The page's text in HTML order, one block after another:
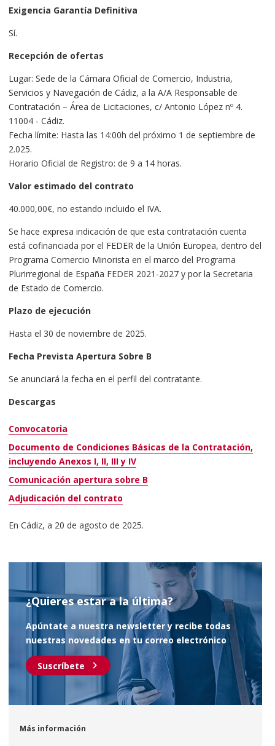
Exigencia Garantía Definitiva
Sí.
Recepción de ofertas
Lugar: Sede de la Cámara Oficial de Comercio, Industria,
Servicios y Navegación de Cádiz, a la A/A Responsable de
Contratación – Área de Licitaciones, c/ Antonio López nº 4.
11004 - Cádiz.
Fecha límite: Hasta las 14:00h del próximo 1 de septiembre de
2.025.
Horario Oficial de Registro: de 9 a 14 horas.
Valor estimado del contrato
40.000,00€, no estando incluido el IVA.
Se hace expresa indicación de que esta contratación cuenta
está cofinanciada por el FEDER de la Unión Europea, dentro del
Programa Comercio Minorista en el marco del Programa
Plurirregional de España FEDER 2021-2027 y por la Secretaria
de Estado de Comercio.
Plazo de ejecución
Hasta el 30 de noviembre de 2025.
Fecha Prevista Apertura Sobre B
Se anunciará la fecha en el perfil del contratante.
Descargas
Convocatoria
Documento de Condiciones Básicas de la Contratación,
incluyendo Anexos I, II, III y IV
Comunicación apertura sobre B
Adjudicación del contrato
En Cádiz, a 20 de agosto de 2025.
¿Quieres estar a la última?
Apúntate a nuestra newsletter y recibe todas
nuestras novedades en tu correo electrónico
Suscríbete chevron_right
Más información